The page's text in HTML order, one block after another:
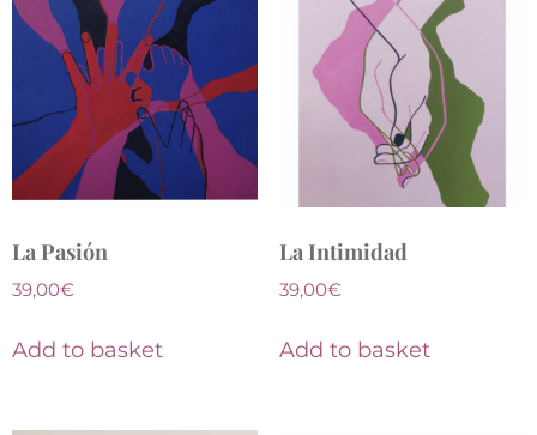
La Pasión
39,00€
Add to basket
La Intimidad
39,00€
Add to basket